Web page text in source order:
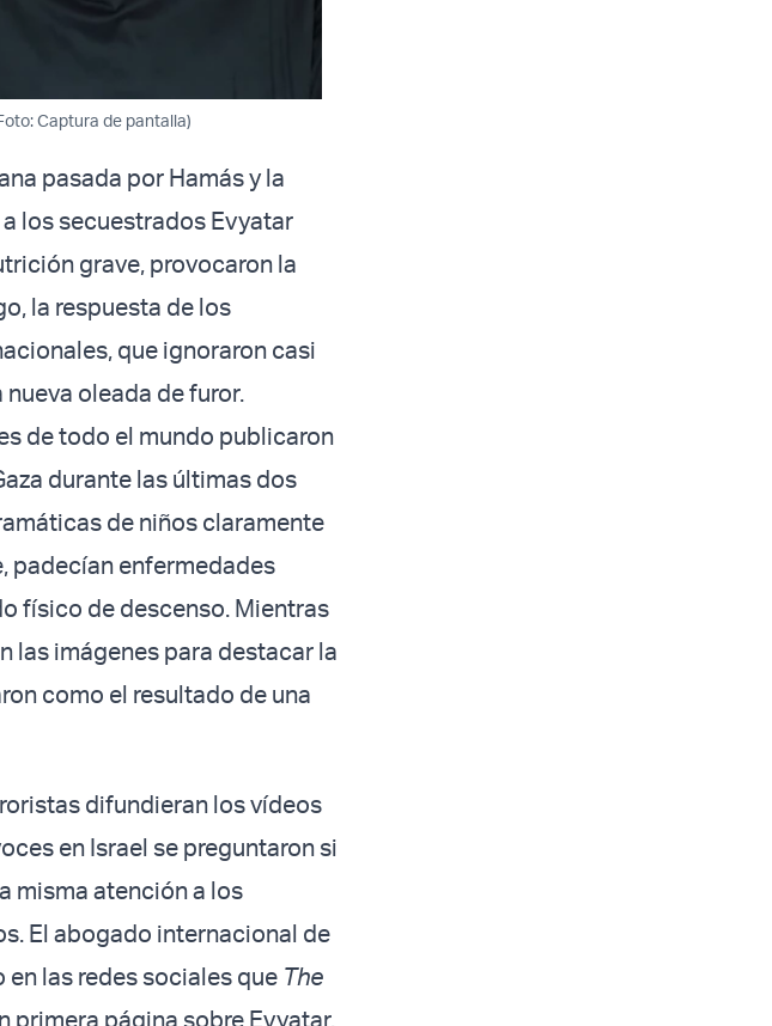
Captura de pantalla)
pasada por Hamás y la
los secuestrados Evyatar
grave, provocaron la
la respuesta de los
que ignoraron casi
oleada de furor.
de todo el mundo publicaron
durante las últimas dos
de niños claramente
padecían enfermedades
físico de descenso. Mientras
las imágenes para destacar la
como el resultado de una
difundieran los vídeos
en Israel se preguntaron si
misma atención a los
El abogado internacional de
las redes sociales que The
primera página sobre Evyatar.